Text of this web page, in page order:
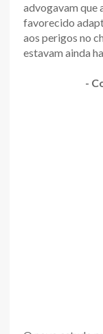
advogavam que
favorecido
aos perigos no
estavam ainda
-